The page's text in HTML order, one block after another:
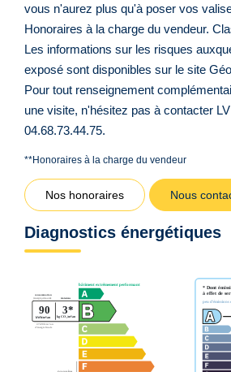
vous n'aurez plus qu'à poser vos
Honoraires à la charge du vendeur.
Les informations sur les risques
exposé sont disponibles sur le site
Pour tout renseignement
une visite, n'hésitez pas à contacter
04.68.73.44.75.
**Honoraires à la charge du vendeur
Nos honoraires Nous
Diagnostics énergétiques